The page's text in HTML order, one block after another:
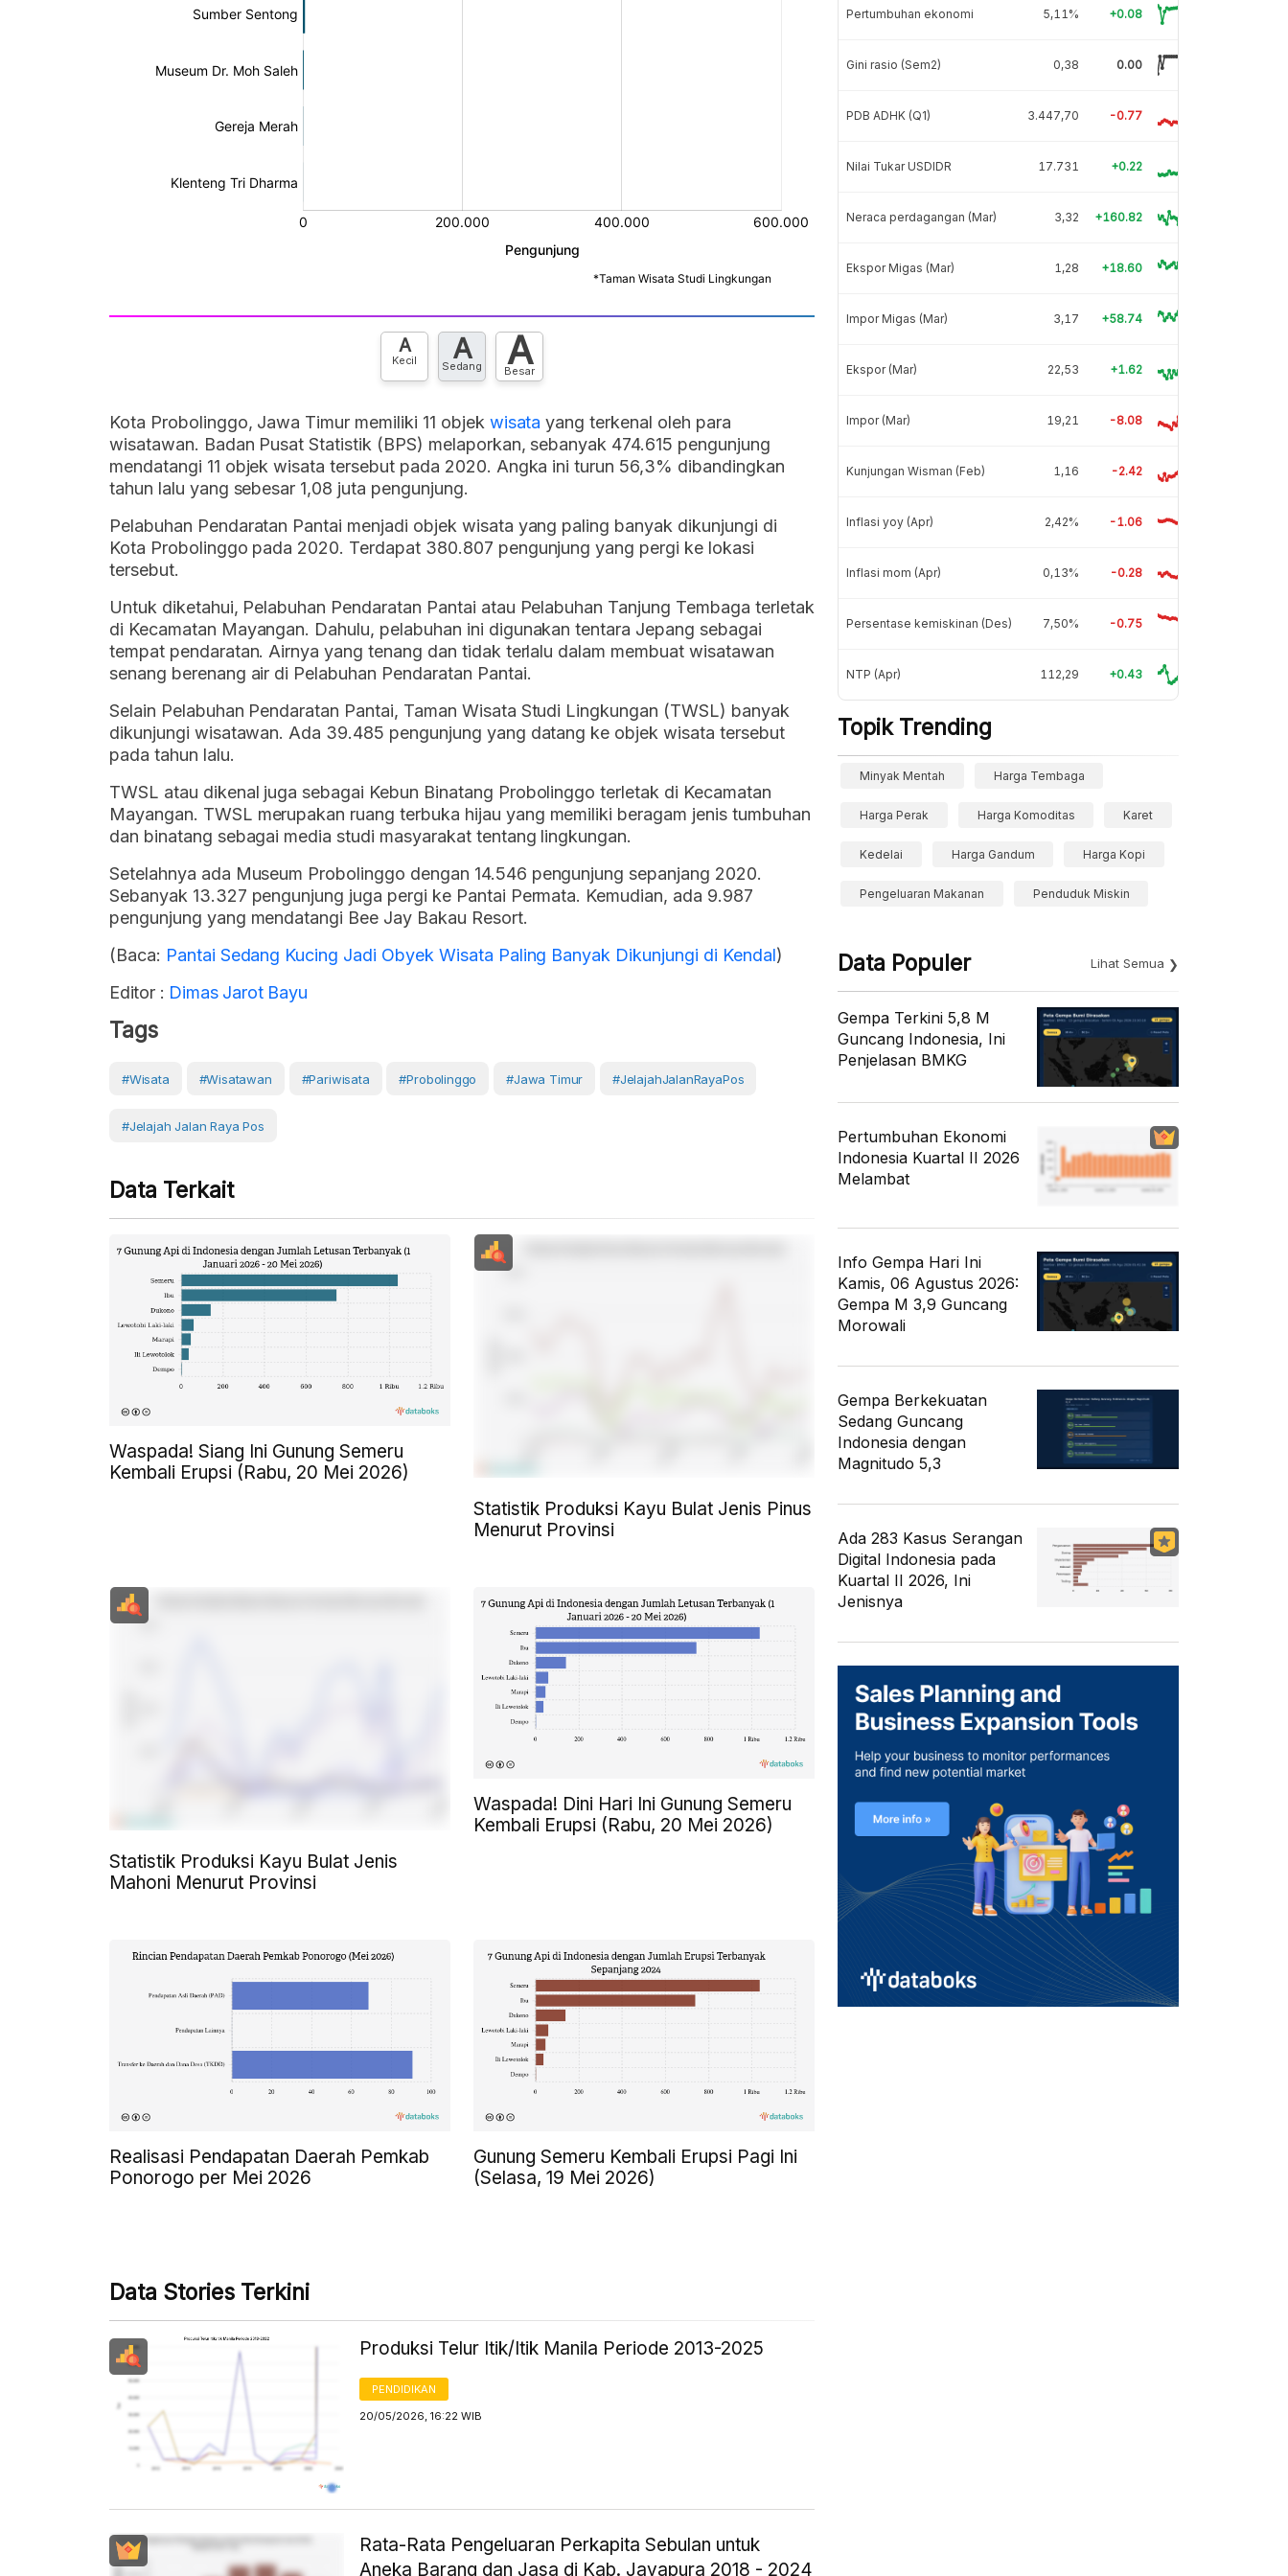
A
Kecil A
Sedang A
Besar
Kota Probolinggo, Jawa Timur memiliki 11 objek wisata yang terkenal oleh para
wisatawan. Badan Pusat Statistik (BPS) melaporkan, sebanyak 474.615 pengunjung
mendatangi 11 objek wisata tersebut pada 2020. Angka ini turun 56,3% dibandingkan
tahun lalu yang sebesar 1,08 juta pengunjung.
Pelabuhan Pendaratan Pantai menjadi objek wisata yang paling banyak dikunjungi di
Kota Probolinggo pada 2020. Terdapat 380.807 pengunjung yang pergi ke lokasi
tersebut.
Untuk diketahui, Pelabuhan Pendaratan Pantai atau Pelabuhan Tanjung Tembaga terletak
di Kecamatan Mayangan. Dahulu, pelabuhan ini digunakan tentara Jepang sebagai
tempat pendaratan. Airnya yang tenang dan tidak terlalu dalam membuat wisatawan
senang berenang air di Pelabuhan Pendaratan Pantai.
Selain Pelabuhan Pendaratan Pantai, Taman Wisata Studi Lingkungan (TWSL) banyak
dikunjungi wisatawan. Ada 39.485 pengunjung yang datang ke objek wisata tersebut
pada tahun lalu.
TWSL atau dikenal juga sebagai Kebun Binatang Probolinggo terletak di Kecamatan
Mayangan. TWSL merupakan ruang terbuka hijau yang memiliki beragam jenis tumbuhan
dan binatang sebagai media studi masyarakat tentang lingkungan.
Setelahnya ada Museum Probolinggo dengan 14.546 pengunjung sepanjang 2020.
Sebanyak 13.327 pengunjung juga pergi ke Pantai Permata. Kemudian, ada 9.987
pengunjung yang mendatangi Bee Jay Bakau Resort.
(Baca: Pantai Sedang Kucing Jadi Obyek Wisata Paling Banyak Dikunjungi di Kendal)
Editor : Dimas Jarot Bayu
Tags
#Wisata #Wisatawan #Pariwisata #Probolinggo #Jawa Timur #JelajahJalanRayaPos
#Jelajah Jalan Raya Pos
Data Terkait
Waspada! Siang Ini Gunung Semeru
Kembali Erupsi (Rabu, 20 Mei 2026)
Statistik Produksi Kayu Bulat Jenis Pinus
Menurut Provinsi
Statistik Produksi Kayu Bulat Jenis
Mahoni Menurut Provinsi
Waspada! Dini Hari Ini Gunung Semeru
Kembali Erupsi (Rabu, 20 Mei 2026)
Realisasi Pendapatan Daerah Pemkab
Ponorogo per Mei 2026
Gunung Semeru Kembali Erupsi Pagi Ini
(Selasa, 19 Mei 2026)
Data Stories Terkini
Produksi Telur Itik/Itik Manila Periode 2013-2025
PENDIDIKAN
20/05/2026, 16:22 WIB
Rata-Rata Pengeluaran Perkapita Sebulan untuk
Aneka Barang dan Jasa di Kab. Jayapura 2018 - 2024
Pertumbuhan ekonomi 5,11% +0.08
Gini rasio (Sem2) 0,38 0.00
PDB ADHK (Q1) 3.447,70 -0.77
Nilai Tukar USDIDR 17.731 +0.22
Neraca perdagangan (Mar) 3,32 +160.82
Ekspor Migas (Mar) 1,28 +18.60
Impor Migas (Mar) 3,17 +58.74
Ekspor (Mar) 22,53 +1.62
Impor (Mar) 19,21 -8.08
Kunjungan Wisman (Feb) 1,16 -2.42
Inflasi yoy (Apr) 2,42% -1.06
Inflasi mom (Apr) 0,13% -0.28
Persentase kemiskinan (Des) 7,50% -0.75
NTP (Apr) 112,29 +0.43
Topik Trending
Minyak Mentah Harga Tembaga
Harga Perak Harga Komoditas Karet
Kedelai Harga Gandum Harga Kopi
Pengeluaran Makanan Penduduk Miskin
Data Populer Lihat Semua
Gempa Terkini 5,8 M
Guncang Indonesia, Ini
Penjelasan BMKG
Pertumbuhan Ekonomi
Indonesia Kuartal II 2026
Melambat
Info Gempa Hari Ini
Kamis, 06 Agustus 2026:
Gempa M 3,9 Guncang
Morowali
Gempa Berkekuatan
Sedang Guncang
Indonesia dengan
Magnitudo 5,3
Ada 283 Kasus Serangan
Digital Indonesia pada
Kuartal II 2026, Ini
Jenisnya